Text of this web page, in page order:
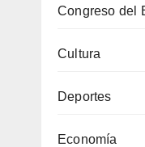
Congreso del
Cultura
Deportes
Economía